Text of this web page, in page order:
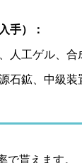
手）：
人工ゲル、合
石鉱、中級装
で貰えます。